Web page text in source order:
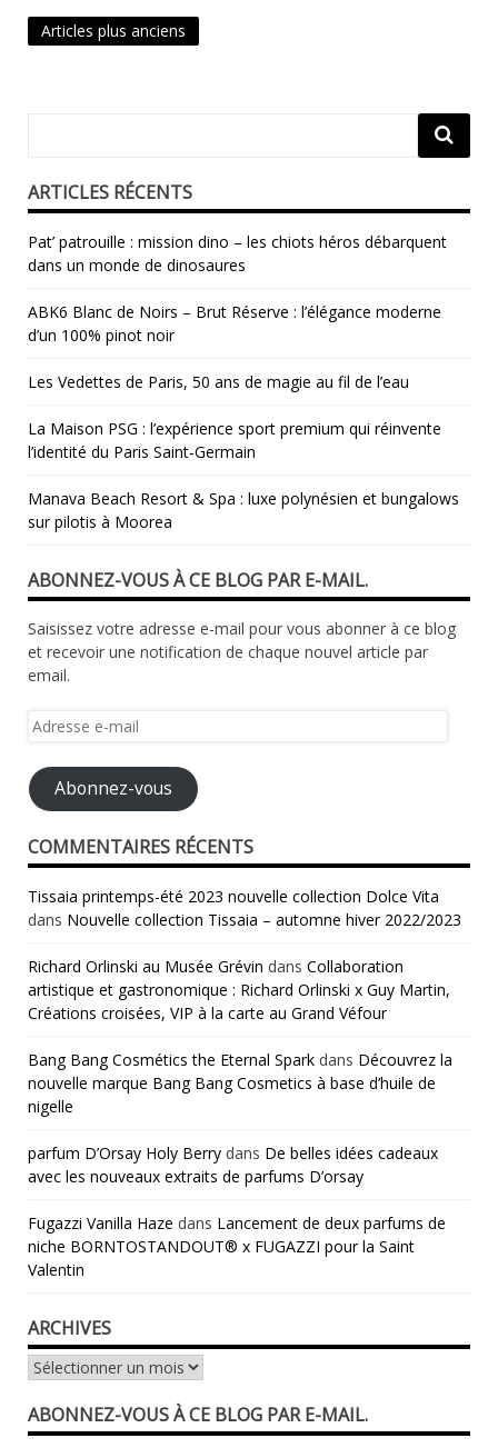
Navigation
Articles plus anciens
ARTICLES RÉCENTS
Pat’ patrouille : mission dino – les chiots héros débarquent
dans un monde de dinosaures
ABK6 Blanc de Noirs – Brut Réserve : l’élégance moderne
d’un 100% pinot noir
Les Vedettes de Paris, 50 ans de magie au fil de l’eau
La Maison PSG : l’expérience sport premium qui réinvente
l’identité du Paris Saint‑Germain
Manava Beach Resort & Spa : luxe polynésien et bungalows
sur pilotis à Moorea
ABONNEZ-VOUS À CE BLOG PAR E-MAIL.
Saisissez votre adresse e-mail pour vous abonner à ce blog
et recevoir une notification de chaque nouvel article par
email.
Adresse
mail
Abonnez-vous
COMMENTAIRES RÉCENTS
Tissaia printemps-été 2023 nouvelle collection Dolce Vita
dans Nouvelle collection Tissaia – automne hiver 2022/2023
Richard Orlinski au Musée Grévin dans Collaboration
artistique et gastronomique : Richard Orlinski x Guy Martin,
Créations croisées, VIP à la carte au Grand Véfour
Bang Bang Cosmétics the Eternal Spark dans Découvrez la
nouvelle marque Bang Bang Cosmetics à base d’huile de
nigelle
parfum D’Orsay Holy Berry dans De belles idées cadeaux
avec les nouveaux extraits de parfums D’orsay
Fugazzi Vanilla Haze dans Lancement de deux parfums de
niche BORNTOSTANDOUT® x FUGAZZI pour la Saint
Valentin
ARCHIVES
Archives
ABONNEZ-VOUS À CE BLOG PAR E-MAIL.